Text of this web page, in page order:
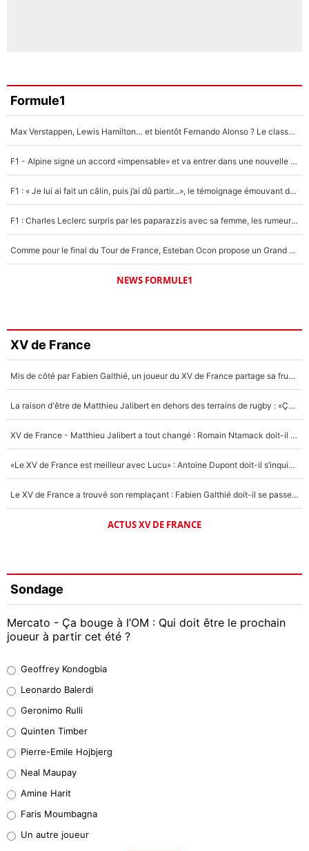
Formule1
Max Verstappen, Lewis Hamilton… et bientôt Fernando Alonso ? Le classement des pilotes les mieux payés en Formule 1 risque de changer !
F1 - Alpine signe un accord «impensable» et va entrer dans une nouvelle dimension : Grande nouvelle pour Pierre Gasly !
F1 : « Je lui ai fait un câlin, puis j’ai dû partir...», le témoignage émouvant de Max Verstappen sur sa fille
F1 : Charles Leclerc surpris par les paparazzis avec sa femme, les rumeurs étaient vraies !
Comme pour le final du Tour de France, Esteban Ocon propose un Grand Prix de Formule 1 à Paris : «Autour de l’Arc de Triomphe, ce serait génial» !
NEWS FORMULE1
XV de France
Mis de côté par Fabien Galthié, un joueur du XV de France partage sa frustration : «ils ne me l’ont pas dit tout de suite»
La raison d'être de Matthieu Jalibert en dehors des terrains de rugby : «Ça m'atteint autant que si tu touches à un membre de ma famille»
XV de France - Matthieu Jalibert a tout changé : Romain Ntamack doit-il s’inquiéter pour sa place à un an de la Coupe du monde ?
«Le XV de France est meilleur avec Lucu» : Antoine Dupont doit-il s’inquiéter pour sa place ?
Le XV de France a trouvé son remplaçant : Fabien Galthié doit-il se passer d'Antoine Dupont ?
ACTUS XV DE FRANCE
Sondage
Mercato - Ça bouge à l’OM : Qui doit être le prochain
joueur à partir cet été ?
38%
32%
5%
1%
9%
Geoffrey Kondogbia
Leonardo Balerdi
Geronimo Rulli
Quinten Timber
Pierre-Emile Hojbjerg
Neal Maupay
Amine Harit
Faris Moumbagna
Un autre joueur